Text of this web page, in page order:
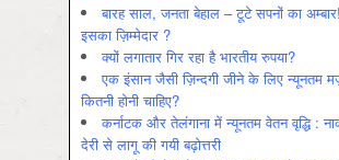
बारह साल, जनता बेहाल – टूटे सपनों का
इसका ज़िम्मेदार ?
क्यों लगातार गिर रहा है भारतीय रुपया?
एक इंसान जैसी ज़िन्दगी जीने के लिए न्यूनतम
कितनी होनी चाहिए?
कर्नाटक और तेलंगाना में न्यूनतम वेतन वृद्धि :
देरी से लागू की गयी बढ़ोत्तरी